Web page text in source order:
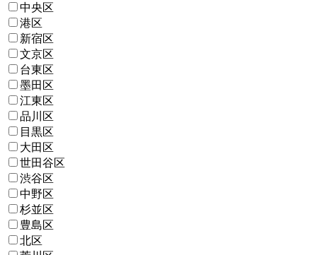
中央区
港区
新宿区
文京区
台東区
墨田区
江東区
品川区
目黒区
大田区
世田谷区
渋谷区
中野区
杉並区
豊島区
北区